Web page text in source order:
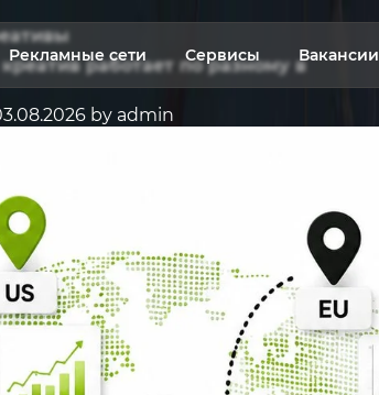
Рекламные сети Сервисы Вакансии
работает по разному в
by admin